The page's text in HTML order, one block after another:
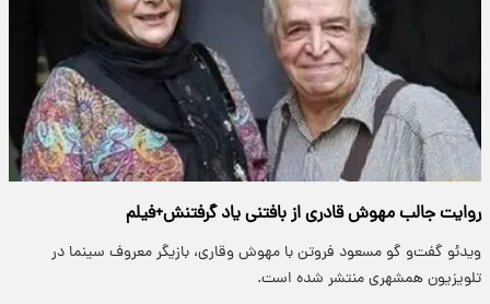
روایت جالب مهوش قادری از بافتنی یاد گرفتنش+فیلم
ویدئو گفت‌و گو مسعود فروتن با مهوش وقاری، بازیگر معروف سینما در
تلویزیون همشهری منتشر شده است.